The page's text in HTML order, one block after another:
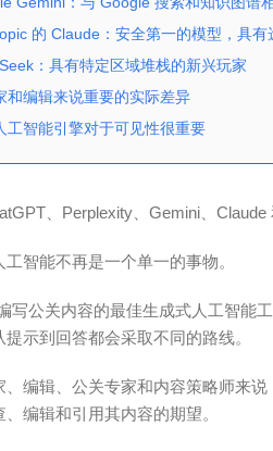
的 Claude：安全第一的模型，具有
：具有特定区域堆栈的新兴玩家
和编辑来说重要的实际差异
工智能引擎对于可见性很重要
、Perplexity、Gemini、
工智能不再是一个单一的事物。
写公关内容的最佳生成式人工智能
提示到回答都会采取不同的路线。
、编辑、公关专家和内容策略师来
、编辑和引用其内容的期望。